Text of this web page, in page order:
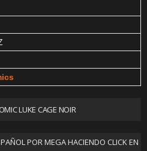
LUKE CAGE NOIR
POR MEGA HACIENDO CLICK EN